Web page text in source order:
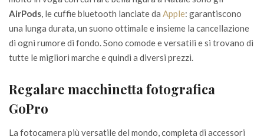
AirPods, le cuffie bluetooth lanciate da Apple: garantiscono
una lunga durata, un suono ottimale e insieme la cancellazione
di ogni rumore di fondo. Sono comode e versatili e si trovano di
tutte le migliori marche e quindi a diversi prezzi.
Regalare macchinetta fotografica
GoPro
La fotocamera più versatile del mondo, completa di accessori